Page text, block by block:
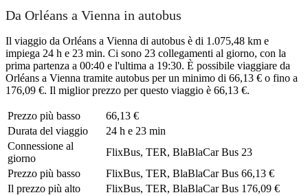
Da Orléans a Vienna in autobus
Il viaggio da Orléans a Vienna di autobus è di 1.075,48 km e
impiega 24 h e 23 min. Ci sono 23 collegamenti al giorno, con la
prima partenza a 00:40 e l'ultima a 19:30. È possibile viaggiare da
Orléans a Vienna tramite autobus per un minimo di 66,13 € o fino a
176,09 €. Il miglior prezzo per questo viaggio è 66,13 €.
Prezzo più basso
66,13 €
Durata del viaggio
24 h e 23 min
Connessione al
giorno
FlixBus, TER, BlaBlaCar Bus 23
Prezzo più basso
FlixBus, TER, BlaBlaCar Bus 66,13 €
Il prezzo più alto
FlixBus, TER, BlaBlaCar Bus 176,09 €